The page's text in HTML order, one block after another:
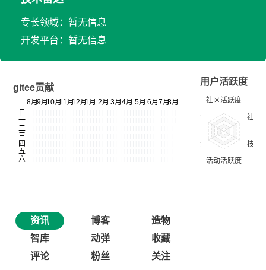
专长领域：暂无信息
开发平台：暂无信息
gitee贡献
用户活跃度
资讯 博客
造物
智库
动弹
收藏
评论
粉丝 关注